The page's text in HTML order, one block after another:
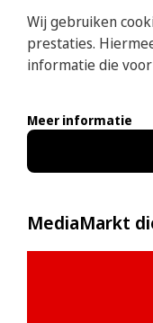
Wij gebruiken
prestaties.
informatie die
Meer informatie
MediaMarkt